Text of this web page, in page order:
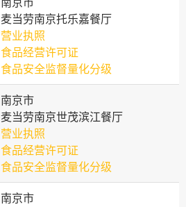
麦当劳南京托乐嘉餐厅
营业执照
食品经营许可证
食品安全监督量化分级
南京市
麦当劳南京世茂滨江餐厅
营业执照
食品经营许可证
食品安全监督量化分级
南京市